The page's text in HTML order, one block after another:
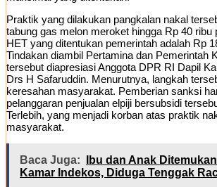
Praktik yang dilakukan pangkalan nakal
tabung gas melon meroket hingga Rp 40 ribu
HET yang ditentukan pemerintah adalah Rp
Tindakan diambil Pertamina dan Pemerintah
tersebut diapresiasi Anggota DPR RI Dapil
Drs H Safaruddin. Menurutnya, langkah
keresahan masyarakat. Pemberian sanksi
pelanggaran penjualan elpiji bersubsidi
Terlebih, yang menjadi korban atas praktik
masyarakat.
Baca Juga:
Ibu dan Anak
Kamar Indekos, Diduga Tenggak